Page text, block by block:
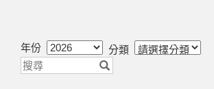
年份 分類